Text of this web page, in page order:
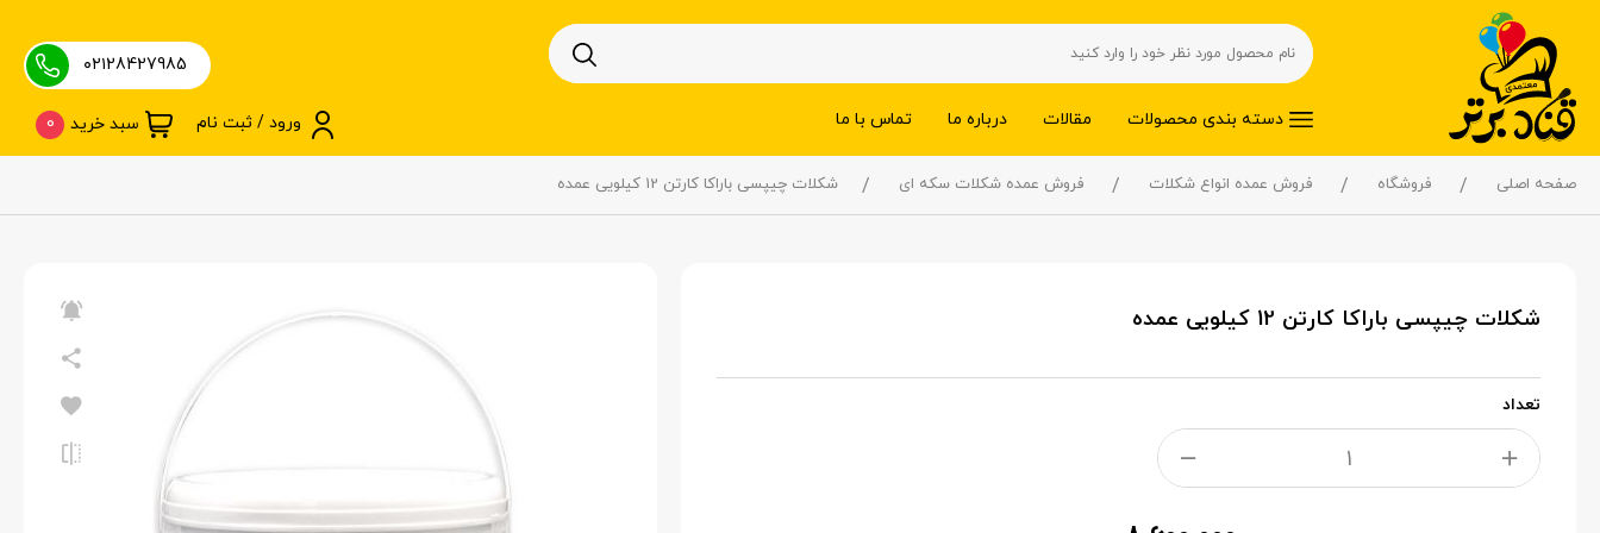
دسته بندی محصولات مقالات درباره ما تماس با ما
۰۲۱28427985
ورود / ثبت نام سبد خرید 0
صفحه اصلی فروشگاه فروش عمده انواع شکلات فروش عمده شکلات سکه ای شکلات چیپسی باراکا کارتن 12 کیلویی عمده
شکلات چیپسی باراکا کارتن 12 کیلویی عمده
تعداد